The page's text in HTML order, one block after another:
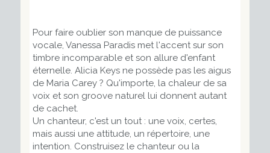
Pour faire oublier son manque de puissance
vocale, Vanessa Paradis met l'accent sur son
timbre incomparable et son allure d'enfant
éternelle. Alicia Keys ne possède pas les aigus
de Maria Carey ? Qu'importe, la chaleur de sa
voix et son groove naturel lui donnent autant
de cachet.
Un chanteur, c'est un tout : une voix, certes,
mais aussi une attitude, un répertoire, une
intention. Construisez le chanteur ou la